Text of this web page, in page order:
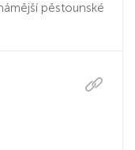
pěstounské